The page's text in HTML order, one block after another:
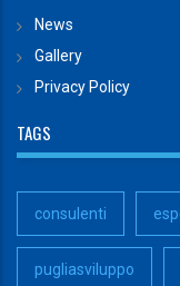
News
Gallery
Privacy Policy
TAGS
consulenti
pugliasviluppo